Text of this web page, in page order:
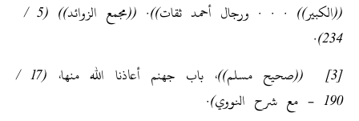
((الكبير)) . . . ورجال أحمد ثقات)). ((مجمع الزوائد)) (5 /
234).
[3] ((صحيح مسلم))، باب جهنم أعاذنا الله منها، (17 /
190 – مع شرح النووي).